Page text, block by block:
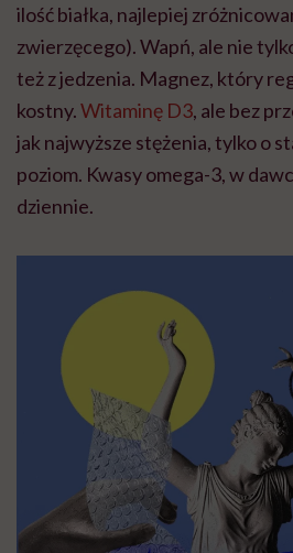
ilość białka, najlepiej
zwierzęcego). Wapń, ale nie
też z jedzenia. Magnez, który
kostny.Witaminę D3, ale bez
jak najwyższe stężenia, tylko o
poziom. Kwasy omega-3, w
dziennie.